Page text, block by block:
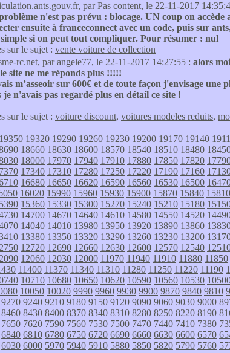
, par Pas content, le 22-11-2017
n'est pas prévu : blocage. UN coup on
ensuite à franceconnect avec un code, puis sur
si on peut tout compliquer. Pour résumer : nul
sur le sujet : vente voiture de collection
rc.net, par angele77, le 22-11-2017 14:27:55 : alors
site ne me réponds plus !!!!!
m’asseoir sur 600€ et de toute façon j'envisage une
n'avais pas regardé plus en détail ce site !
sur le sujet : voiture discount, voitures modeles reduits,
19350 19320 19290 19260 19230 19200 19170 19140
18660 18630 18600 18570 18540 18510 18480
18000 17970 17940 17910 17880 17850 17820
17340 17310 17280 17250 17220 17190 17160
16680 16650 16620 16590 16560 16530 16500
16020 15990 15960 15930 15900 15870 15840 15810
15360 15330 15300 15270 15240 15210 15180
14700 14670 14640 14610 14580 14550 14520
14040 14010 13980 13950 13920 13890 13860
13380 13350 13320 13290 13260 13230 13200
12720 12690 12660 12630 12600 12570 12540
12060 12030 12000 11970 11940 11910 11880 11850
11400 11370 11340 11310 11280 11250 11220 11190
10710 10680 10650 10620 10590 10560 10530
10050 10020 9990 9960 9930 9900 9870 9840 9810
9270 9240 9210 9180 9150 9120 9090 9060 9030 9000
8460 8430 8400 8370 8340 8310 8280 8250 8220 8190
7650 7620 7590 7560 7530 7500 7470 7440 7410 7380
6840 6810 6780 6750 6720 6690 6660 6630 6600 6570
6030 6000 5970 5940 5910 5880 5850 5820 5790 5760